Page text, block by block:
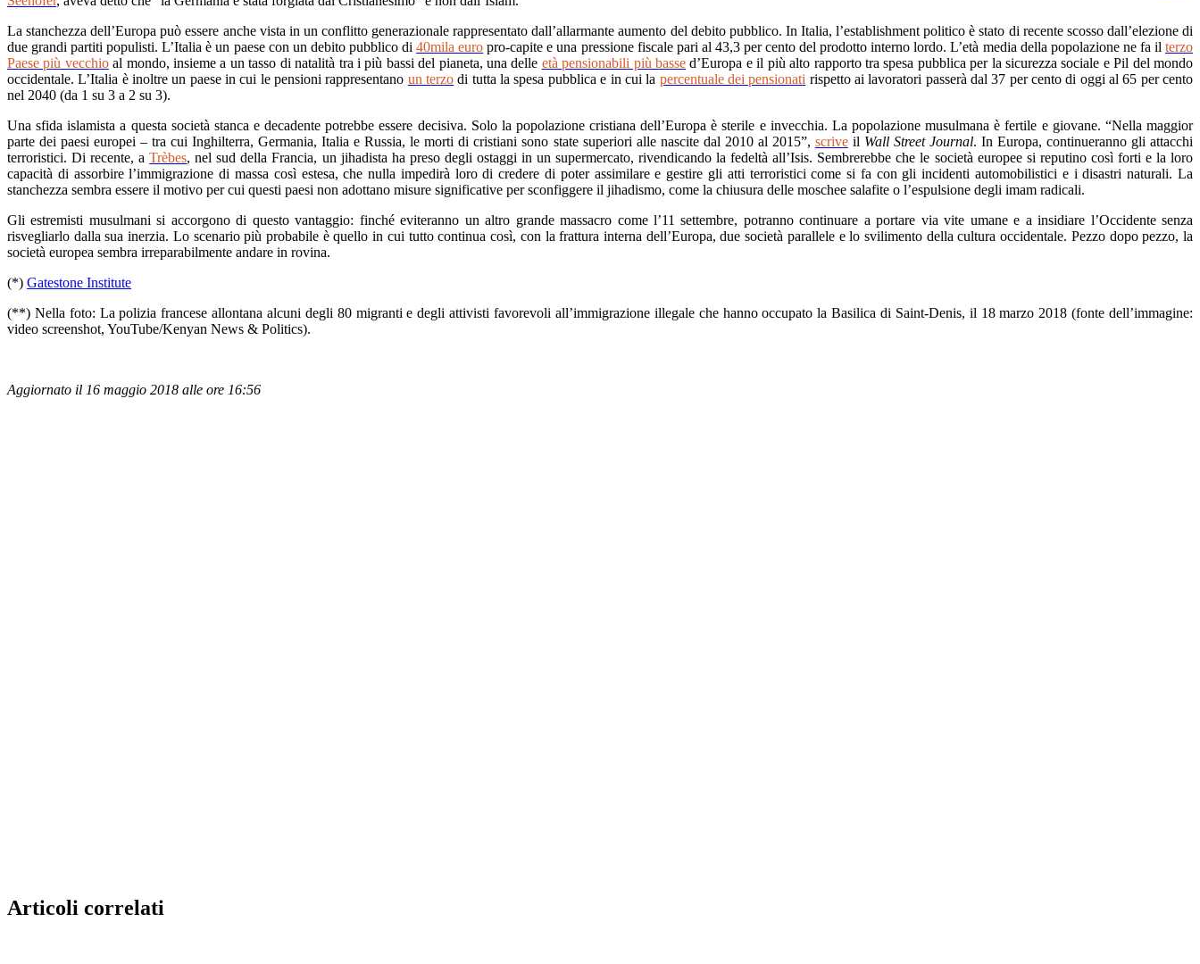
La stanchezza dell’Europa può essere anche vista in un conflitto generazionale rappresentato dall’allarmante aumento del debito pubblico. In Italia, l’establishment politico è stato di recente scosso dall’elezione di
due grandi partiti populisti. L’Italia è un paese con un debito pubblico di40mila euro pro-capite e una pressione fiscale pari al 43,3 per cento del prodotto interno lordo. L’età media della popolazione ne fa ilterzo
Paese più vecchioal mondo, insieme a un tasso di natalità tra i più bassi del pianeta, una delle età pensionabili più basse d’Europa e il più alto rapporto tra spesa pubblica per la sicurezza sociale e Pil del mondo
occidentale. L’Italia è inoltre un paese in cui le pensioni rappresentano un terzo di tutta la spesa pubblica e in cui la percentuale dei pensionati rispetto ai lavoratori passerà dal 37 per cento di oggi al 65 per cento
nel 2040 (da 1 su 3 a 2 su 3).
Una sfida islamista a questa società stanca e decadente potrebbe essere decisiva. Solo la popolazione cristiana dell’Europa è sterile e invecchia. La popolazione musulmana è fertile e giovane. “Nella maggior
parte dei paesi europei – tra cui Inghilterra, Germania, Italia e Russia, le morti di cristiani sono state superiori alle nascite dal 2010 al 2015”, scriveil Wall Street Journal. In Europa, continueranno gli attacchi
terroristici. Di recente, aTrèbes, nel sud della Francia, un jihadista ha preso degli ostaggi in un supermercato, rivendicando la fedeltà all’Isis. Sembrerebbe che le società europee si reputino così forti e la loro
capacità di assorbire l’immigrazione di massa così estesa, che nulla impedirà loro di credere di poter assimilare e gestire gli atti terroristici come si fa con gli incidenti automobilistici e i disastri naturali. La
stanchezza sembra essere il motivo per cui questi paesi non adottano misure significative per sconfiggere il jihadismo, come la chiusura delle moschee salafite o l’espulsione degli imam radicali.
Gli estremisti musulmani si accorgono di questo vantaggio: finché eviteranno un altro grande massacro come l’11 settembre, potranno continuare a portare via vite umane e a insidiare l’Occidente senza
risvegliarlo dalla sua inerzia. Lo scenario più probabile è quello in cui tutto continua così, con la frattura interna dell’Europa, due società parallele e lo svilimento della cultura occidentale. Pezzo dopo pezzo, la
società europea sembra irreparabilmente andare in rovina.
(*) Gatestone Institute
(**) Nella foto: La polizia francese allontana alcuni degli 80 migranti e degli attivisti favorevoli all’immigrazione illegale che hanno occupato la Basilica di Saint-Denis, il 18 marzo 2018 (fonte dell’immagine:
video screenshot, YouTube/Kenyan News & Politics).
Aggiornato il 16 maggio 2018 alle ore 16:56
Articoli correlati